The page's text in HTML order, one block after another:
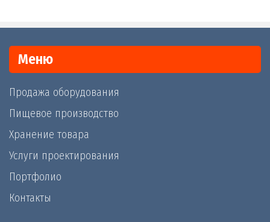
Меню
Продажа оборудования
Пищевое производство
Хранение товара
Услуги проектирования
Портфолио
Контакты